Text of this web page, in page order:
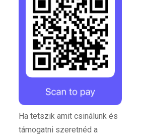
Ha tetszik amit csinálunk és
támogatni szeretnéd a